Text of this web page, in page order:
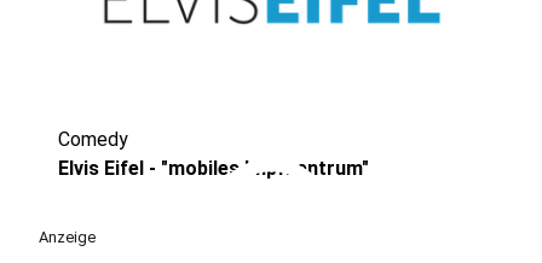
play_circle
Comedy
Elvis Eifel - "mobiles Impfzentrum"
Anzeige